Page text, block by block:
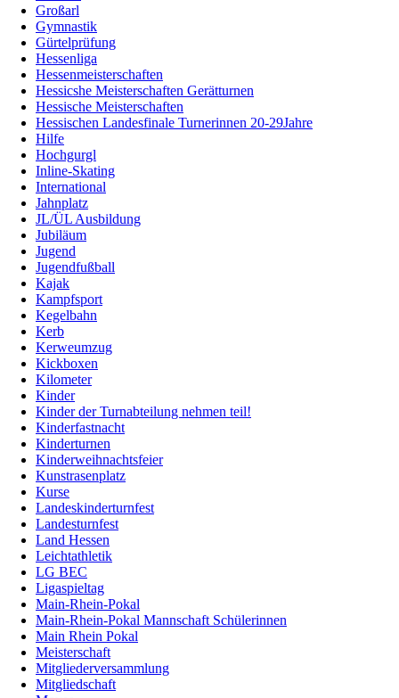
Großarl
Gymnastik
Gürtelprüfung
Hessenliga
Hessenmeisterschaften
Hessicshe Meisterschaften Gerätturnen
Hessische Meisterschaften
Hessischen Landesfinale Turnerinnen 20-29Jahre
Hilfe
Hochgurgl
Inline-Skating
International
Jahnplatz
JL/ÜL Ausbildung
Jubiläum
Jugend
Jugendfußball
Kajak
Kampfsport
Kegelbahn
Kerb
Kerweumzug
Kickboxen
Kilometer
Kinder
Kinder der Turnabteilung nehmen teil!
Kinderfastnacht
Kinderturnen
Kinderweihnachtsfeier
Kunstrasenplatz
Kurse
Landeskinderturnfest
Landesturnfest
Land Hessen
Leichtathletik
LG BEC
Ligaspieltag
Main-Rhein-Pokal
Main-Rhein-Pokal Mannschaft Schülerinnen
Main Rhein Pokal
Meisterschaft
Mitgliederversammlung
Mitgliedschaft